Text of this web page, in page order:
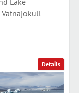
Details